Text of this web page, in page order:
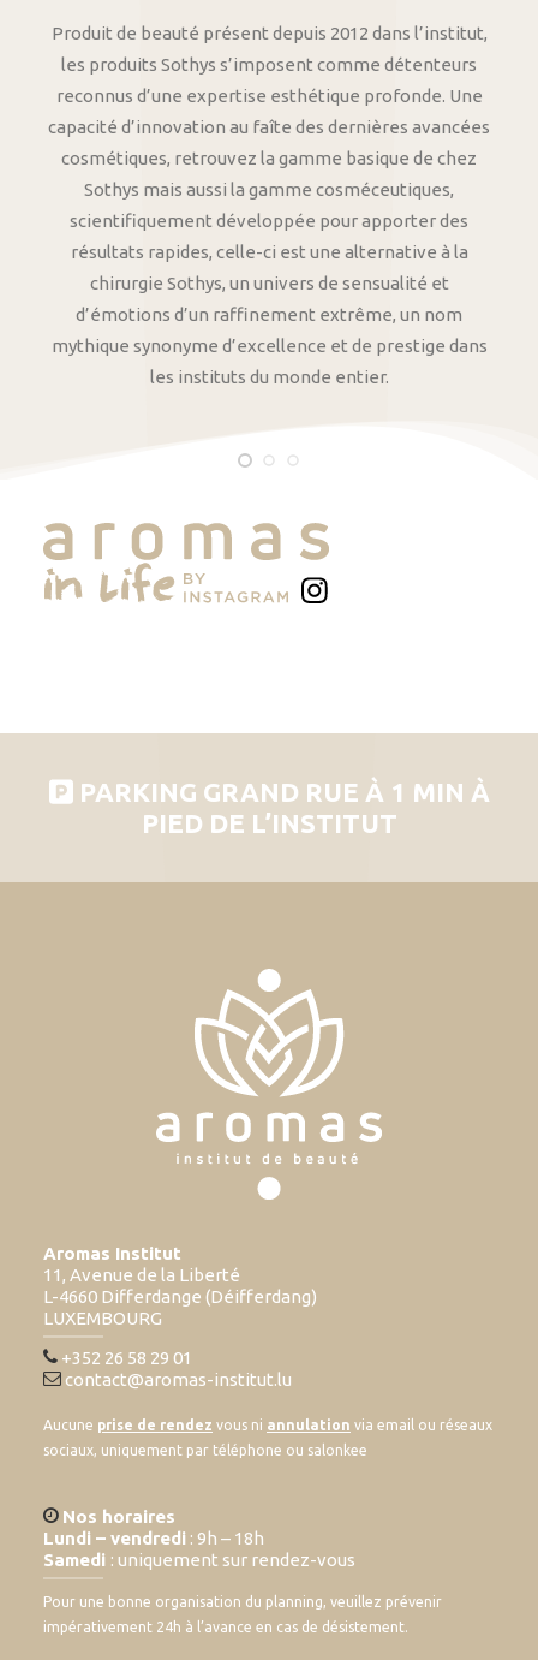
Produit de beauté présent depuis 2012 dans l’institut,
les produits Sothys s’imposent comme détenteurs
reconnus d’une expertise esthétique profonde. Une
capacité d’innovation au faîte des dernières avancées
cosmétiques, retrouvez la gamme basique de chez
Sothys mais aussi la gamme cosméceutiques,
scientifiquement développée pour apporter des
résultats rapides, celle-ci est une alternative à la
chirurgie Sothys, un univers de sensualité et
d’émotions d’un raffinement extrême, un nom
mythique synonyme d’excellence et de prestige dans
les instituts du monde entier.
PARKING GRAND RUE À 1 MIN À
PIED DE L’INSTITUT
Aromas Institut
11, Avenue de la Liberté
L-4660 Differdange (Déifferdang)
LUXEMBOURG
+352 26 58 29 01
contact@aromas-institut.lu
Aucune prise de rendez vous ni annulation via email ou réseaux
sociaux, uniquement par téléphone ou salonkee
Nos horaires
Lundi – vendredi : 9h – 18h
Samedi : uniquement sur rendez-vous
Pour une bonne organisation du planning, veuillez prévenir
impérativement 24h à l’avance en cas de désistement.